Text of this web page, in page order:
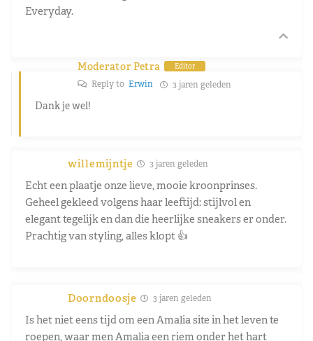
Everyday.
Moderator Petra Editor
Reply to Erwin 3 jaren geleden
Dank je wel!
willemijntje 3 jaren geleden
Echt een plaatje onze lieve, mooie kroonprinses.
Geheel gekleed volgens haar leeftijd: stijlvol en
elegant tegelijk en dan die heerlijke sneakers er onder.
Prachtig van styling, alles klopt 👍
Doorndoosje 3 jaren geleden
Is het niet eens tijd om een Amalia site in het leven te
roepen, waar men Amalia een riem onder het hart